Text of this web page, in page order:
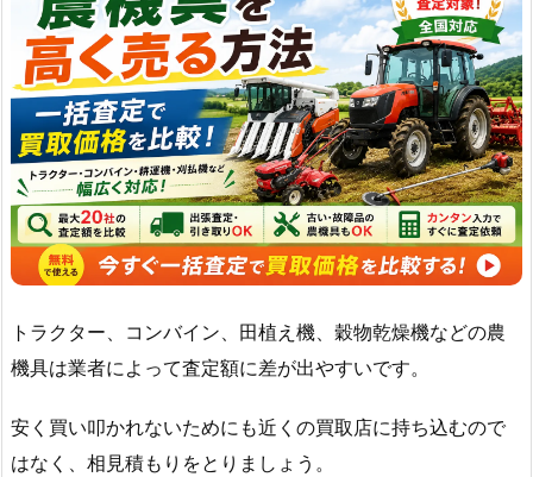
トラクター、コンバイン、田植え機、穀物乾燥機などの農
機具は業者によって査定額に差が出やすいです。
安く買い叩かれないためにも近くの買取店に持ち込むので
はなく、相見積もりをとりましょう。